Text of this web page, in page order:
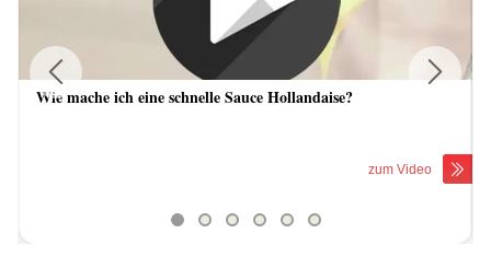
Wie mache ich eine schnelle Sauce Hollandaise?
zum Video
Previous